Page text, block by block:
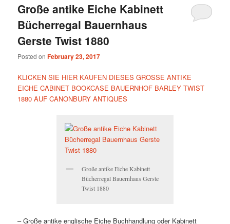
Große antike Eiche Kabinett
Bücherregal Bauernhaus
Gerste Twist 1880
Posted onFebruary 23, 2017
KLICKEN SIE HIER KAUFEN DIESES GROSSE ANTIKE
EICHE CABINET BOOKCASE BAUERNHOF BARLEY TWIST
1880 AUF CANONBURY ANTIQUES
Große antike Eiche Kabinett
Bücherregal Bauernhaus Gerste
Twist 1880
– Große antike englische Eiche Buchhandlung oder Kabinett